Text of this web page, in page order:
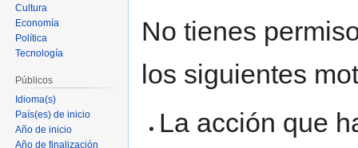
navegación
búsqueda
No tienes
los siguientes
La acción que
Cultura
Economía
Política
Tecnología
Públicos
Idioma(s)
País(es) de inicio
Año de inicio
Año de finalización